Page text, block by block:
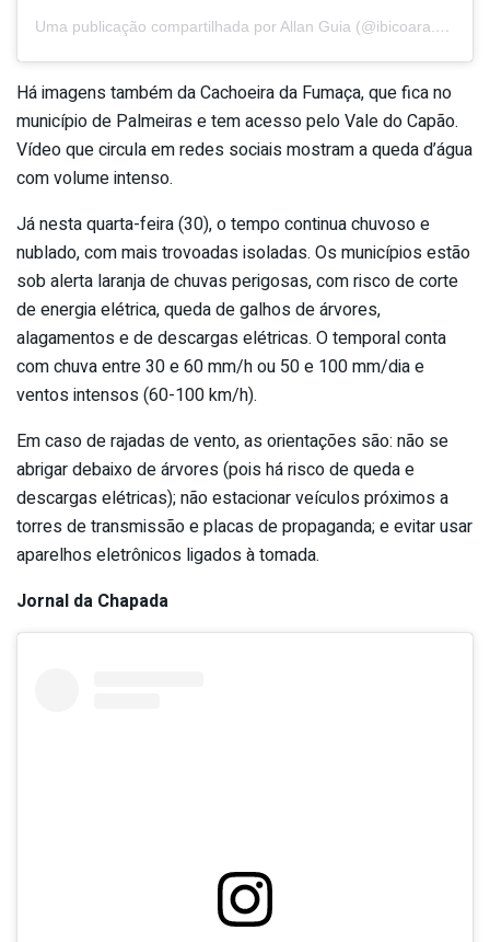
Uma publicação compartilhada por Allan Guia (@ibicoara.aventura)
Há imagens também da Cachoeira da Fumaça, que fica no
município de Palmeiras e tem acesso pelo Vale do Capão.
Vídeo que circula em redes sociais mostram a queda d’água
com volume intenso.
Já nesta quarta-feira (30), o tempo continua chuvoso e
nublado, com mais trovoadas isoladas. Os municípios estão
sob alerta laranja de chuvas perigosas, com risco de corte
de energia elétrica, queda de galhos de árvores,
alagamentos e de descargas elétricas. O temporal conta
com chuva entre 30 e 60 mm/h ou 50 e 100 mm/dia e
ventos intensos (60-100 km/h).
Em caso de rajadas de vento, as orientações são: não se
abrigar debaixo de árvores (pois há risco de queda e
descargas elétricas); não estacionar veículos próximos a
torres de transmissão e placas de propaganda; e evitar usar
aparelhos eletrônicos ligados à tomada.
Jornal da Chapada